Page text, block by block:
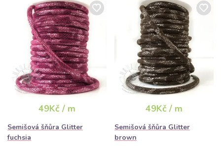
49Kč / m
Semišová šňůra Glitter
fuchsia
49Kč / m
Semišová šňůra Glitter
brown